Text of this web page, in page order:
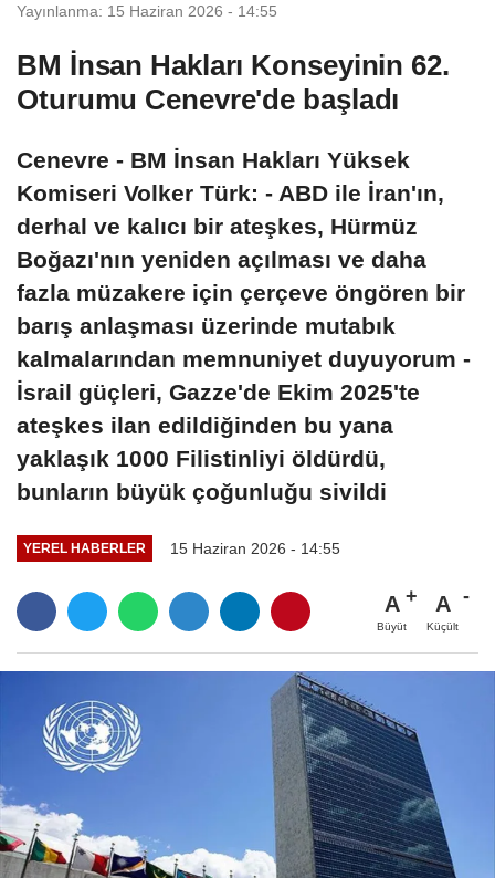
Yayınlanma: 15 Haziran 2026 - 14:55
BM İnsan Hakları Konseyinin 62.
Oturumu Cenevre'de başladı
Cenevre - BM İnsan Hakları Yüksek
Komiseri Volker Türk: - ABD ile İran'ın,
derhal ve kalıcı bir ateşkes, Hürmüz
Boğazı'nın yeniden açılması ve daha
fazla müzakere için çerçeve öngören bir
barış anlaşması üzerinde mutabık
kalmalarından memnuniyet duyuyorum -
İsrail güçleri, Gazze'de Ekim 2025'te
ateşkes ilan edildiğinden bu yana
yaklaşık 1000 Filistinliyi öldürdü,
bunların büyük çoğunluğu sivildi
YEREL HABERLER 15 Haziran 2026 - 14:55
A
Büyüt
A
Küçült